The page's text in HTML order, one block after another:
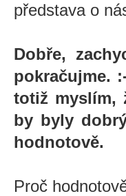
představa o
Dobře,
pokračujme.
totiž myslím,
by byly
hodnotově.
Proč